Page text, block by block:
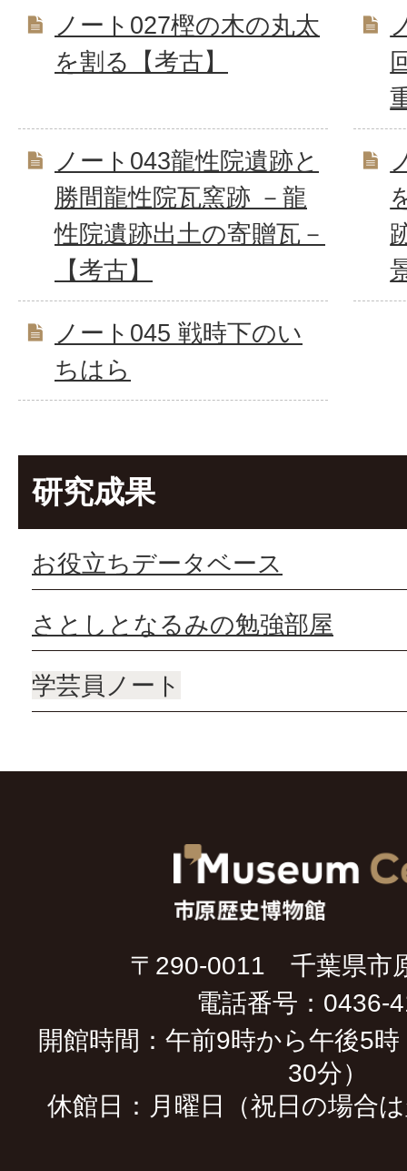
ノート027樫の木の丸太
を割る【考古】
ノート043龍性院遺跡と
勝間龍性院瓦窯跡 －龍
性院遺跡出土の寄贈瓦－
【考古】
ノート045 戦時下のい
ちはら
研究成果
お役立ちデータベース
さとしとなるみの勉強部屋
学芸員ノート
〒290-0011 千葉県市
電話番号：0436-
開館時間：午前9時から午後5
30分）
休館日：月曜日（祝日の場合